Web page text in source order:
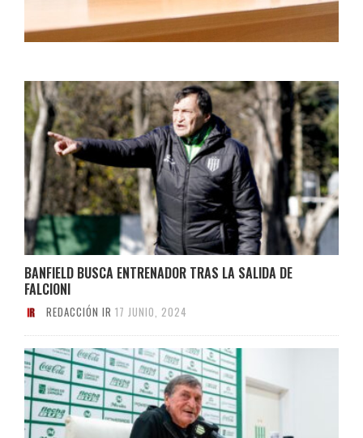
BANFIELD BUSCA ENTRENADOR TRAS LA SALIDA DE
FALCIONI
REDACCIÓN IR 17 JUNIO, 2024